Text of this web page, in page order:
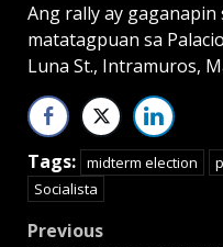
Ang rally ay gaganapin
matatagpuan sa
Luna St., Intramuros,
Tags: midterm election
Socialista
Post
Previous